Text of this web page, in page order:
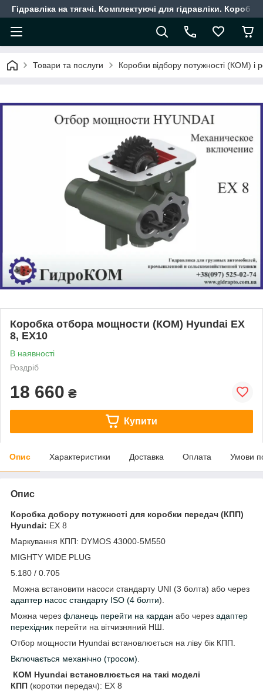
Гідравліка на тягачі. Комплектуючі для гідравліки.
Товари та послуги Коробки відбору потужності (КОМ) і
Коробка отбора мощности (КОМ) Hyundai EX
8, EX10
В наявності
Роздріб
18 660 ₴
Купити
Опис Характеристики Доставка Оплата Умови
Опис
Коробка добору потужності для коробки передач (КПП)
Hyundai: EX 8
Маркування КПП: DYMOS 43000-5M550
MIGHTY WIDE PLUG
5.180 / 0.705
Можна встановити насоси стандарту UNI (3 болта) або через
адаптер насос стандарту ISO (4 болти).
Можна через фланець перейти на кардан або через адаптер
перехідник перейти на вітчизняний НШ.
Отбор мощности Hyundai встановлюється на ліву бік КПП.
Включається механічно (тросом)
КОМ Hyundai встановлюється на такі моделі
КПП (коротки передач): EX 8